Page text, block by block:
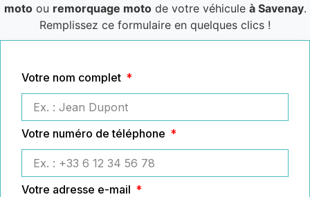
motoou remorquage motode votre véhicule à Savenay.
Remplissez ce formulaire en quelques clics !
Votre nom complet
Votre numéro de téléphone
Votre adresse e-mail